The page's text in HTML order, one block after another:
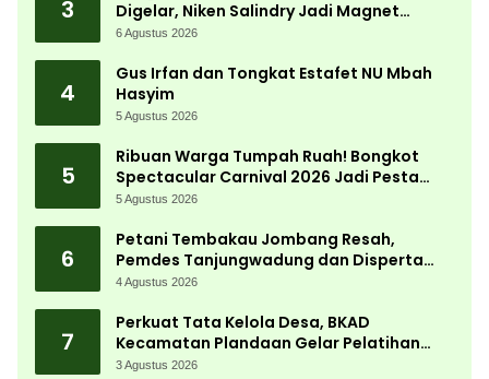
3
Digelar, Niken Salindry Jadi Magnet
Ribuan Pengunjung
6 Agustus 2026
4
Gus Irfan dan Tongkat Estafet NU Mbah
Hasyim
5 Agustus 2026
5
Ribuan Warga Tumpah Ruah! Bongkot
Spectacular Carnival 2026 Jadi Pesta
Kemerdekaan Terbesar di Peterongan
5 Agustus 2026
6
Petani Tembakau Jombang Resah,
Pemdes Tanjungwadung dan Disperta
Bergerak Cepat
4 Agustus 2026
7
Perkuat Tata Kelola Desa, BKAD
Kecamatan Plandaan Gelar Pelatihan
Aparatur Pemdes
3 Agustus 2026